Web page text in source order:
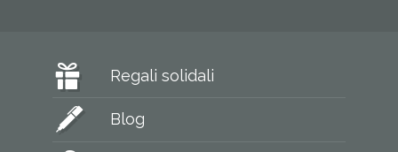
Regali solidali
Blog